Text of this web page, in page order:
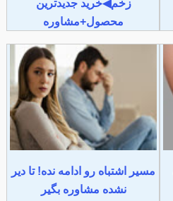
زخم◀خرید جدیدترین
محصول+مشاوره
مسیر اشتباه رو ادامه نده! تا دیر
نشده مشاوره بگیر